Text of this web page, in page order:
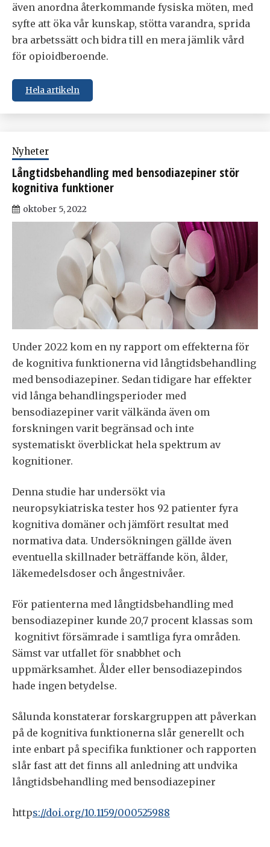
även anordna återkommande fysiska möten, med
syfte att öka vår kunskap, stötta varandra, sprida
bra arbetssätt och bidra till en mera jämlik vård
för opioidberoende.
Hela artikeln
Nyheter
Långtidsbehandling med bensodiazepiner stör
kognitiva funktioner
oktober 5, 2022
Under 2022 kom en ny rapport om effekterna för
de kognitiva funktionerna vid långtidsbehandling
med bensodiazepiner. Sedan tidigare har effekter
vid långa behandlingsperioder med
bensodiazepiner varit välkända även om
forskningen varit begränsad och inte
systematiskt överblickat hela spektrum av
kognitioner.
Denna studie har undersökt via
neuropsykiatriska tester hos 92 patienter fyra
kognitiva domäner och jämfört resultat med
normativa data. Undersökningen gällde även
eventuella skillnader beträffande kön, ålder,
läkemedelsdoser och ångestnivåer.
För patienterna med långtidsbehandling med
bensodiazepiner kunde 20,7 procent klassas som
kognitivt försämrade i samtliga fyra områden.
Sämst var utfallet för snabbhet och
uppmärksamhet. Ålder eller bensodiazepindos
hade ingen betydelse.
Sålunda konstaterar forskargruppen att påverkan
på de kognitiva funktionerna slår generellt och
inte enbart på specifika funktioner och rapporten
slår fast att det finns all anledning att undvika
långtidsbehandling med bensodiazepiner
https://doi.org/10.1159/000525988